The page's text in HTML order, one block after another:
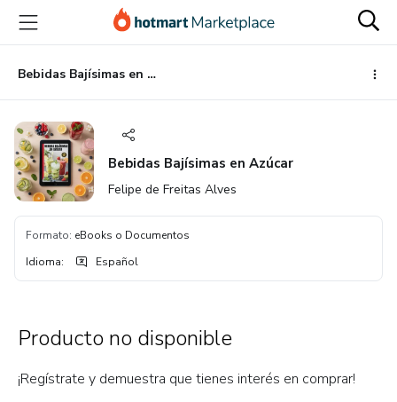
principal
página
de
página
Bebidas Bajísimas en Azúcar
Bebidas Bajísimas en Azúcar
Felipe de Freitas Alves
Formato: eBooks o Documentos
Idioma: Español
Producto no disponible
¡Regístrate y demuestra que tienes interés en comprar!